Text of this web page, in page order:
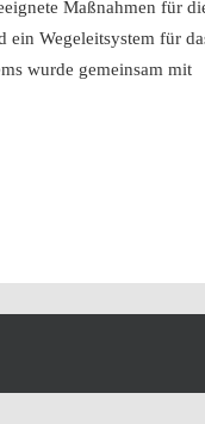
Maßnahmen für
ein Wegeleitsystem für
wurde gemeinsam mit